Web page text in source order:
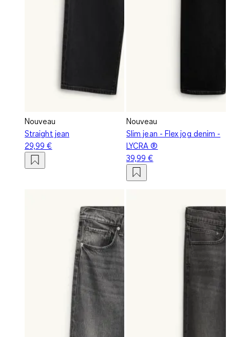
Nouveau
Straight jean
29,99 €
Nouveau
Slim jean - Flex jog denim -
LYCRA ®
39,99 €